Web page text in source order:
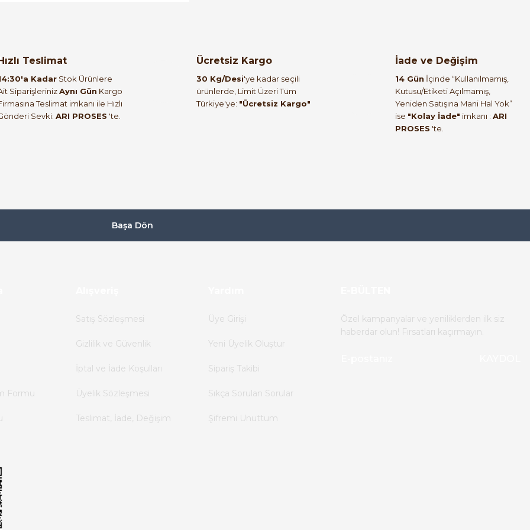
Teslimat
Kadar Stok Ürünlere
SiparişlerinizAynı Gün Kargo
Teslimat imkanı ile Hızlı
Sevki: ARI PROSES 'te.
Ücretsiz Kargo
30 Kg/Desi'ye kadar seçili
ürünlerde, Limit Üzeri Tüm
Türkiye'ye: "Ücretsiz Kargo"
İade ve Değişim
14 Gün İçinde “Kullanılmamış,
Kutusu/Etiketi Açılmamış,
Yeniden Satışına Mani Hal Yok”
ise "Kolay İade" imkanı : ARI
PROSES 'te.
Başa Dön
Formu
Satış Sözleşmesi
Gizlilik ve Güvenlik
İptal ve İade Koşulları
Üyelik Sözleşmesi
Teslimat, İade, Değişim
Üye Girişi
Yeni Üyelik Oluştur
Sipariş Takibi
Sıkça Sorulan Sorular
Şifremi Unuttum
Özel kampanyalar ve yeniliklerden ilk siz
haberdar olun! Fırsatları kaçırmayın.